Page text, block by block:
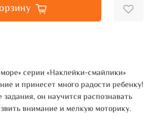
серии «Наклейки-смайлики»
и принесет много радости ребенку!
он научится распознавать
внимание и мелкую моторику.